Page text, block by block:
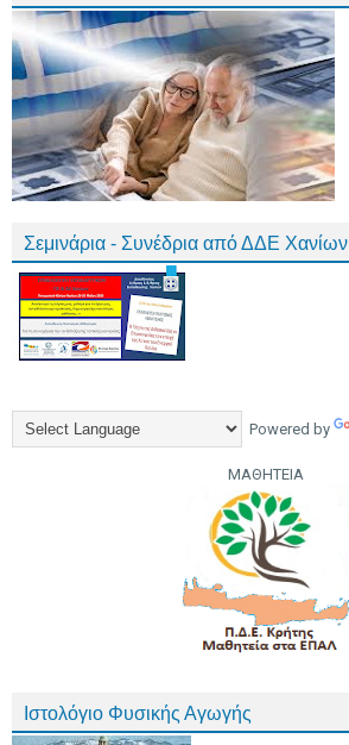
Σεμινάρια - Συνέδρια από ΔΔΕ Χανίων
Powered by
ΜΑΘΗΤΕΙΑ
Ιστολόγιο Φυσικής Αγωγής